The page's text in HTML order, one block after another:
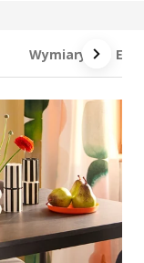
Wymiary